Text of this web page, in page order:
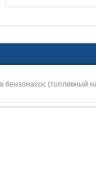
бензонасос (топливный